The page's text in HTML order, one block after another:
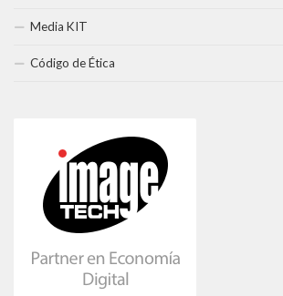
Media KIT
Código de Ética